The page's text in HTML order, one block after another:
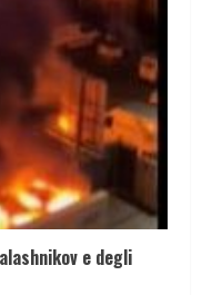
e degli